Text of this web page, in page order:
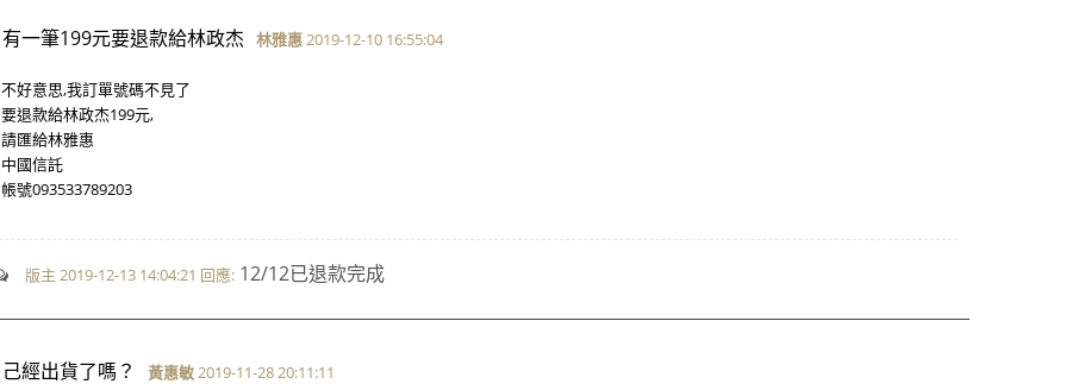
有一筆199元要退款給林政杰 林雅惠2019-12-10 16:55:04
不好意思,我訂單號碼不見了
要退款給林政杰199元,
請匯給林雅惠
中國信託
帳號093533789203
版主 2019-12-13 14:04:21 回應:12/12已退款完成
己經出貨了嗎？ 黃惠敏2019-11-28 20:11:11